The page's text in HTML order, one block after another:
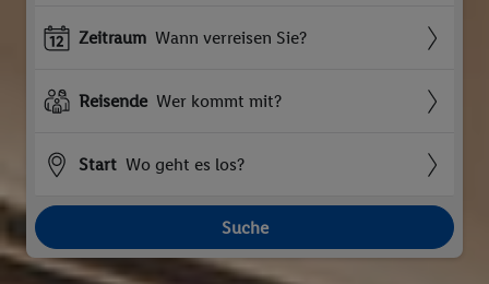
Zeitraum Wann verreisen Sie?
Reisende Wer kommt mit?
Start Wo geht es los?
Suche